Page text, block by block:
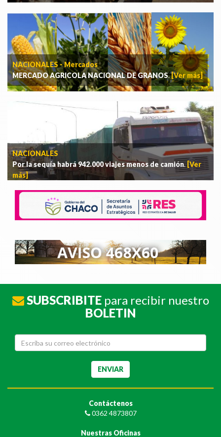
NACIONALES - Mercados
MERCADO AGRICOLA NACIONAL DE GRANOS.[Ver más]
NACIONALES
Por la sequía habrá 942.000 viajes menos de camión.[Ver
más]
SUBSCRIBITEpara recibir nuestro
BOLETIN
Contáctenos
0362 4873807
Nuestras Oficinas